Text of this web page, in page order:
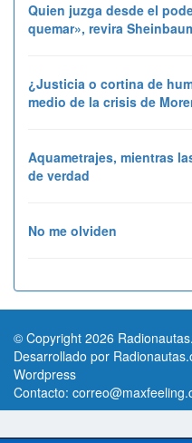
Quien juzga desde el
quemar», revira
¿Justicia o cortina de
medio de la crisis de
Aquametrajes, mientras
de verdad
No me olviden
© Copyright 2026
Desarrollado por
Wordpress
Contacto: